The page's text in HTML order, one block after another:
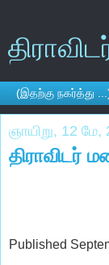
ஞாயிறு, 12 மே,
திராவிடர்
Published